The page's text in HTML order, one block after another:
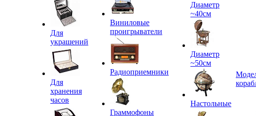
Для
украшений
Для
хранения
часов
Виниловые
проигрыватели
Радиоприемники
Граммофоны
Диаметр
~40см
Диаметр
~50см
Настольные